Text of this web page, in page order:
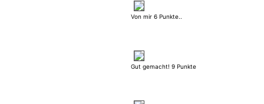
Von mir 6 Punkte..
Gut gemacht! 9 Punkte